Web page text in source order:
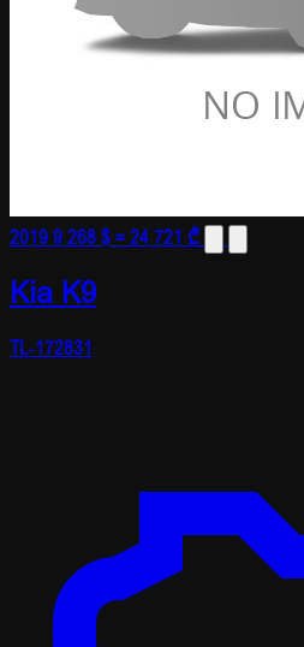
20199 268 $≈ 24 721 ₾
Kia K9
TL-172831